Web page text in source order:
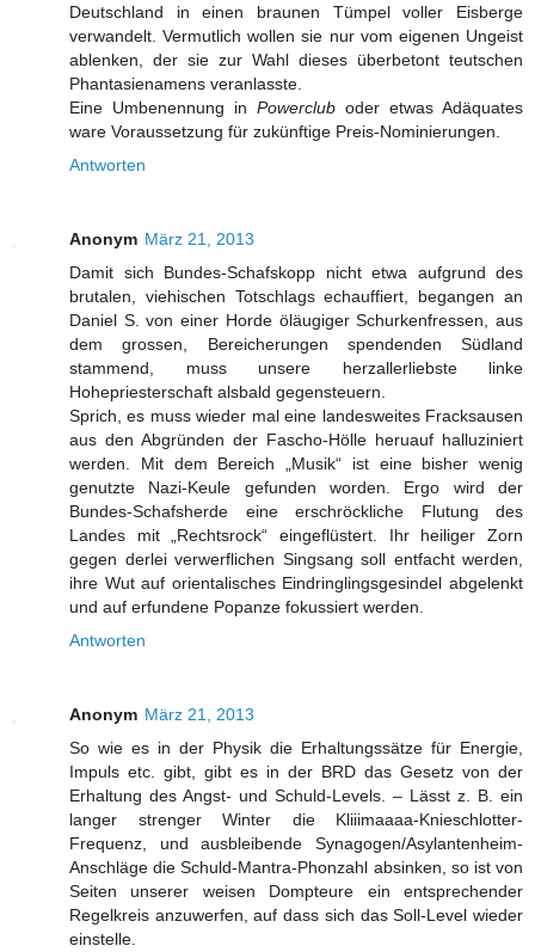
Deutschland in einen braunen Tümpel voller Eisberge
verwandelt. Vermutlich wollen sie nur vom eigenen Ungeist
ablenken, der sie zur Wahl dieses überbetont teutschen
Phantasienamens veranlasste.
Eine Umbenennung in Powerclub oder etwas Adäquates
ware Voraussetzung für zukünftige Preis-Nominierungen.
Antworten
Anonym März 21, 2013
Damit sich Bundes-Schafskopp nicht etwa aufgrund des
brutalen, viehischen Totschlags echauffiert, begangen an
Daniel S. von einer Horde öläugiger Schurkenfressen, aus
dem grossen, Bereicherungen spendenden Südland
stammend, muss unsere herzallerliebste linke
Hohepriesterschaft alsbald gegensteuern.
Sprich, es muss wieder mal eine landesweites Fracksausen
aus den Abgründen der Fascho-Hölle heruauf halluziniert
werden. Mit dem Bereich „Musik“ ist eine bisher wenig
genutzte Nazi-Keule gefunden worden. Ergo wird der
Bundes-Schafsherde eine erschröckliche Flutung des
Landes mit „Rechtsrock“ eingeflüstert. Ihr heiliger Zorn
gegen derlei verwerflichen Singsang soll entfacht werden,
ihre Wut auf orientalisches Eindringlingsgesindel abgelenkt
und auf erfundene Popanze fokussiert werden.
Antworten
Anonym März 21, 2013
So wie es in der Physik die Erhaltungssätze für Energie,
Impuls etc. gibt, gibt es in der BRD das Gesetz von der
Erhaltung des Angst- und Schuld-Levels. – Lässt z. B. ein
langer strenger Winter die Kliiimaaaa-Knieschlotter-
Frequenz, und ausbleibende Synagogen/Asylantenheim-
Anschläge die Schuld-Mantra-Phonzahl absinken, so ist von
Seiten unserer weisen Dompteure ein entsprechender
Regelkreis anzuwerfen, auf dass sich das Soll-Level wieder
einstelle.